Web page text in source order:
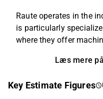
Raute operates in the
is particularly
where they offer
plywood and laminate.
modernization of
Læs mere
Key Estimate Figures